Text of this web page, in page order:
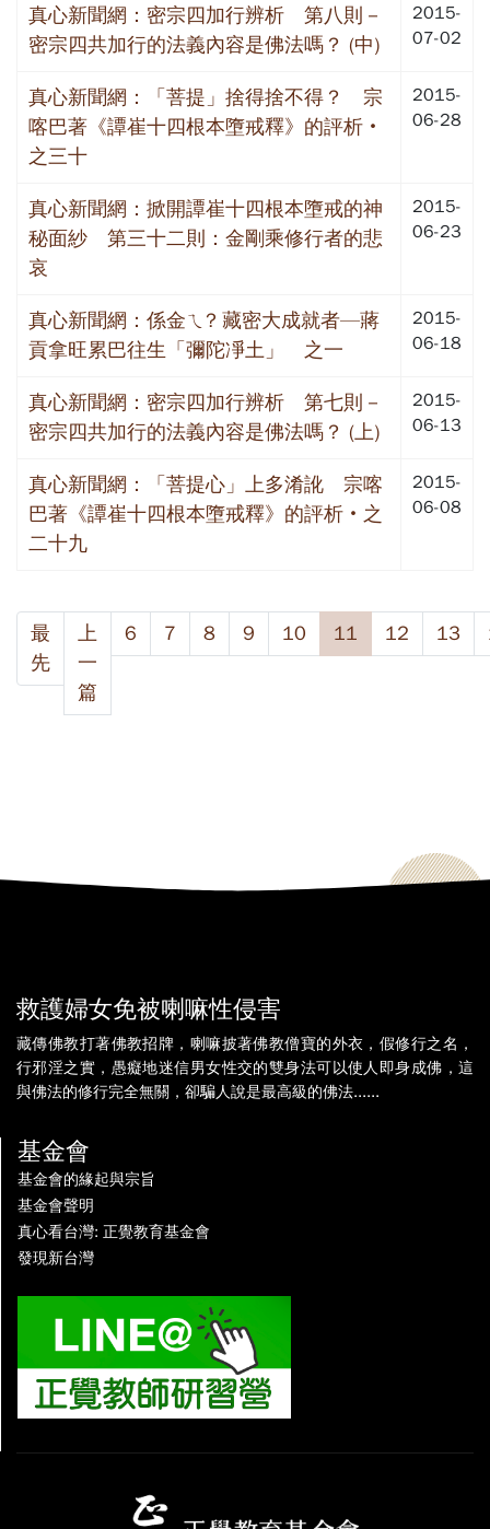
真心新聞網：密宗四加行辨析 第八則－
密宗四共加行的法義內容是佛法嗎？ (中)
2015-
07-02
真心新聞網：「菩提」捨得捨不得？ 宗
喀巴著《譚崔十四根本墮戒釋》的評析‧
之三十
2015-
06-28
真心新聞網：掀開譚崔十四根本墮戒的神
秘面紗 第三十二則：金剛乘修行者的悲
哀
2015-
06-23
真心新聞網：係金ㄟ? 藏密大成就者—蔣
貢拿旺累巴往生「彌陀凈土」 之一
2015-
06-18
真心新聞網：密宗四加行辨析 第七則－
密宗四共加行的法義內容是佛法嗎？ (上)
2015-
06-13
真心新聞網：「菩提心」上多淆訛 宗喀
巴著《譚崔十四根本墮戒釋》的評析‧之
二十九
2015-
06-08
最
先
上
一
篇
6 7 8 9 10 11 12 13
救護婦女免被喇嘛性侵害
藏傳佛教打著佛教招牌，喇嘛披著佛教僧寶的外衣，假修行之名，
行邪淫之實，愚癡地迷信男女性交的雙身法可以使人即身成佛，這
與佛法的修行完全無關，卻騙人說是最高級的佛法......
基金會
基金會的緣起與宗旨
基金會聲明
真心看台灣: 正覺教育基金會
發現新台灣